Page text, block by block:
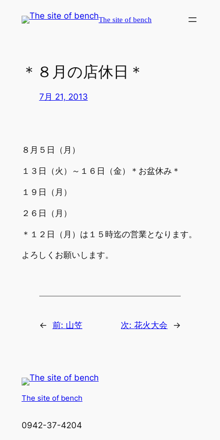
The site of bench
＊８月の店休日＊
7月 21, 2013
８月５日（月）
１３日（火）～１６日（金）＊お盆休み＊
１９日（月）
２６日（月）
＊１２日（月）は１５時迄の営業となります。
よろしくお願いします。
← 前: 山笠 次:花火大会 →
The site of bench
0942-37-4204